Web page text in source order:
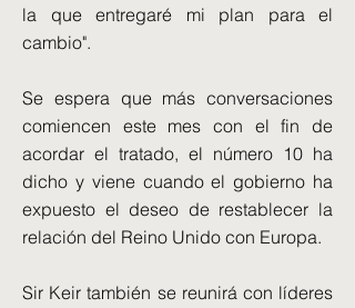
la que entregaré mi plan para el
cambio".
Se espera que más conversaciones
comiencen este mes con el fin de
acordar el tratado, el número 10 ha
dicho y viene cuando el gobierno ha
expuesto el deseo de restablecer la
relación del Reino Unido con Europa.
Sir Keir también se reunirá con líderes